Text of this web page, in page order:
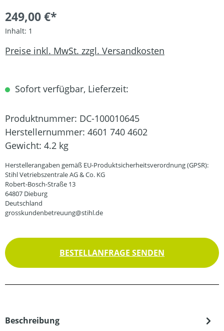
249,00 €*
Inhalt: 1
Preise inkl. MwSt. zzgl. Versandkosten
Sofort verfügbar, Lieferzeit:
Produktnummer: DC-100010645
Herstellernummer: 4601 740 4602
Gewicht: 4.2 kg
Herstellerangaben gemäß EU-Produktsicherheitsverordnung (GPSR):
Stihl Vetriebszentrale AG & Co. KG
Robert-Bosch-Straße 13
64807 Dieburg
Deutschland
grosskundenbetreuung@stihl.de
BESTELLANFRAGE SENDEN
Beschreibung